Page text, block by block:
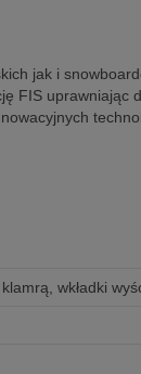
jak i
FIS uprawniając
wkładki